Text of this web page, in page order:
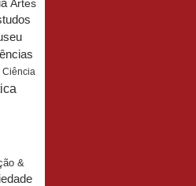
Artes
Ciência
&